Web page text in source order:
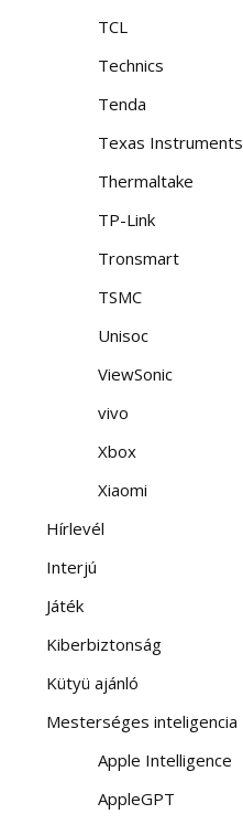
TCL
Technics
Tenda
Texas Instruments
Thermaltake
TP-Link
Tronsmart
TSMC
Unisoc
ViewSonic
vivo
Xbox
Xiaomi
Hírlevél
Interjú
Játék
Kiberbiztonság
Kütyü ajánló
Mesterséges inteligencia
Apple Intelligence
AppleGPT